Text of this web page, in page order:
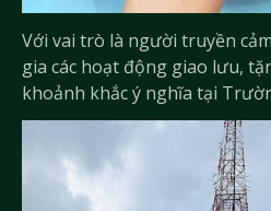
Với vai trò là người truyền
gia các hoạt động giao lưu,
khoảnh khắc ý nghĩa tại